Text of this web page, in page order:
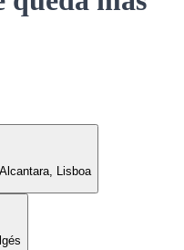
Lisboa